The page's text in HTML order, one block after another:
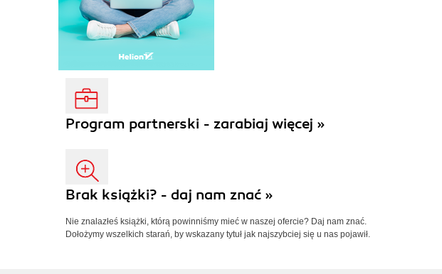
Program partnerski - zarabiaj więcej »
Brak książki? - daj nam znać »
Nie znalazłeś książki, którą powinniśmy mieć w naszej ofercie? Daj nam znać.
Dołożymy wszelkich starań, by wskazany tytuł jak najszybciej się u nas pojawił.